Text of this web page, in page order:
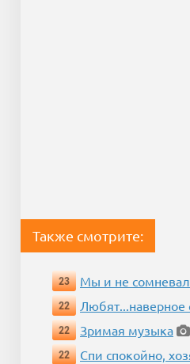
Также смотрите:
23 Мы и не
22
22
Зримая музыка
22
Спи спокойно,